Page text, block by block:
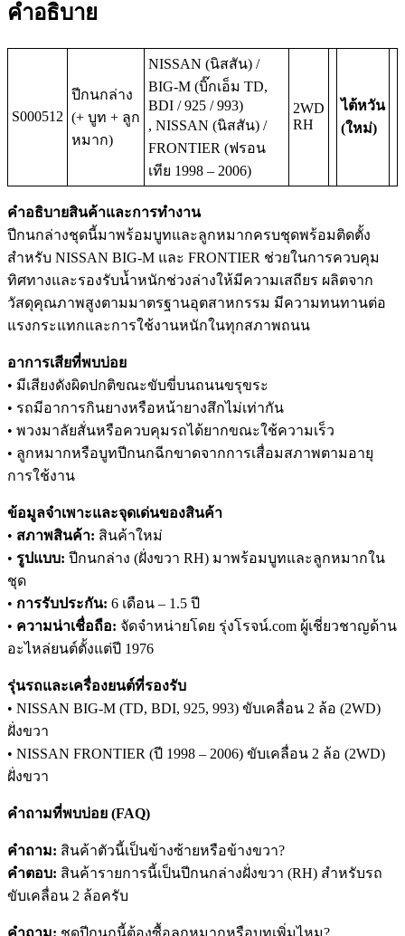
คำอธิบาย
S000512
ปีกนกล่าง
(+ บูท + ลูก
หมาก)
NISSAN (นิสสัน) /
BIG-M (บิ๊กเอ็ม TD,
BDI / 925 / 993)
, NISSAN (นิสสัน) /
FRONTIER (ฟรอน
เทีย 1998 – 2006)
2WD
RH
ไต้หวัน
(ใหม่)
คำอธิบายสินค้าและการทำงาน
ปีกนกล่างชุดนี้มาพร้อมบูทและลูกหมากครบชุดพร้อมติดตั้ง
สำหรับ NISSAN BIG-M และ FRONTIER ช่วยในการควบคุม
ทิศทางและรองรับน้ำหนักช่วงล่างให้มีความเสถียร ผลิตจาก
วัสดุคุณภาพสูงตามมาตรฐานอุตสาหกรรม มีความทนทานต่อ
แรงกระแทกและการใช้งานหนักในทุกสภาพถนน
อาการเสียที่พบบ่อย
• มีเสียงดังผิดปกติขณะขับขี่บนถนนขรุขระ
• รถมีอาการกินยางหรือหน้ายางสึกไม่เท่ากัน
• พวงมาลัยสั่นหรือควบคุมรถได้ยากขณะใช้ความเร็ว
• ลูกหมากหรือบูทปีกนกฉีกขาดจากการเสื่อมสภาพตามอายุ
การใช้งาน
ข้อมูลจำเพาะและจุดเด่นของสินค้า
• สภาพสินค้า: สินค้าใหม่
• รูปแบบ: ปีกนกล่าง (ฝั่งขวา RH) มาพร้อมบูทและลูกหมากใน
ชุด
• การรับประกัน: 6 เดือน – 1.5 ปี
• ความน่าเชื่อถือ: จัดจำหน่ายโดย รุ่งโรจน์.com ผู้เชี่ยวชาญด้าน
อะไหล่ยนต์ตั้งแต่ปี 1976
รุ่นรถและเครื่องยนต์ที่รองรับ
• NISSAN BIG-M (TD, BDI, 925, 993) ขับเคลื่อน 2 ล้อ (2WD)
ฝั่งขวา
• NISSAN FRONTIER (ปี 1998 – 2006) ขับเคลื่อน 2 ล้อ (2WD)
ฝั่งขวา
คำถามที่พบบ่อย (FAQ)
คำถาม: สินค้าตัวนี้เป็นข้างซ้ายหรือข้างขวา?
คำตอบ: สินค้ารายการนี้เป็นปีกนกล่างฝั่งขวา (RH) สำหรับรถ
ขับเคลื่อน 2 ล้อครับ